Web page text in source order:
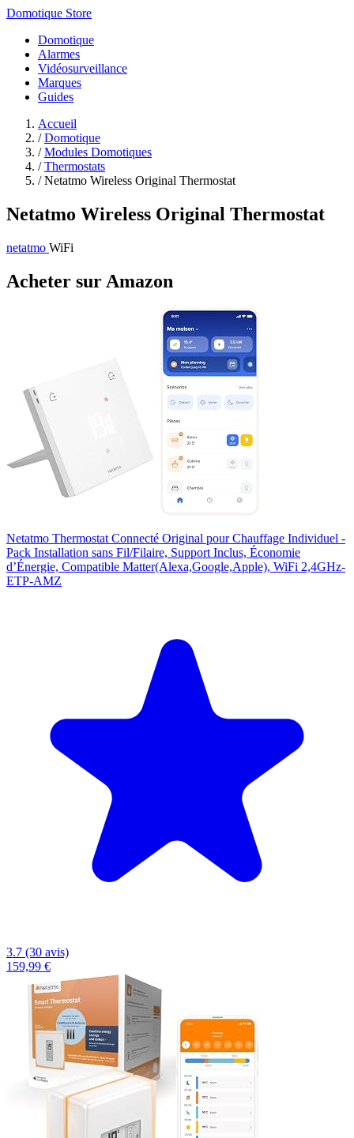
Domotique Store
Domotique
Alarmes
Vidéosurveillance
Marques
Guides
Accueil
/ Domotique
/ Modules Domotiques
/ Thermostats
/ Netatmo Wireless Original Thermostat
Netatmo Wireless Original Thermostat
netatmo WiFi
Acheter sur Amazon
Netatmo Thermostat Connecté Original pour Chauffage Individuel -
Pack Installation sans Fil/Filaire, Support Inclus, Économie
d’Énergie, Compatible Matter(Alexa,Google,Apple), WiFi 2,4GHz-
ETP-AMZ
3.7 (30 avis)
159,99 €